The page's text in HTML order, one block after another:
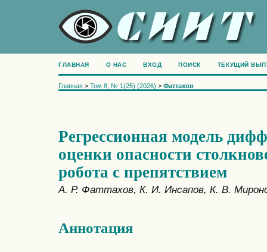
ГЛАВНАЯ О НАС ВХОД ПОИСК ТЕКУЩИЙ
Главная > Том 8, № 1(25) (2026) > Фаттахов
Регрессионная модель
оценки опасности
робота с препятствием
А. Р. Фаттахов, К. И. Инсапов, К. В.
Аннотация